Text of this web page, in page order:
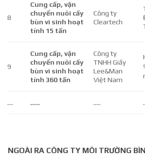
8
Cung cấp, vận
chuyển nuôi cấy
bùn vi sinh hoạt
tính 15 tấn
Công ty
Cleartech
9
Cung cấp, vận
chuyển nuôi cấy
bùn vi sinh hoạt
tính 360 tấn
Công ty
TNHH Giấy
Lee&Man
Việt Nam
…. ….. …..
NGOÀI RA CÔNG TY MÔI TRƯỜNG